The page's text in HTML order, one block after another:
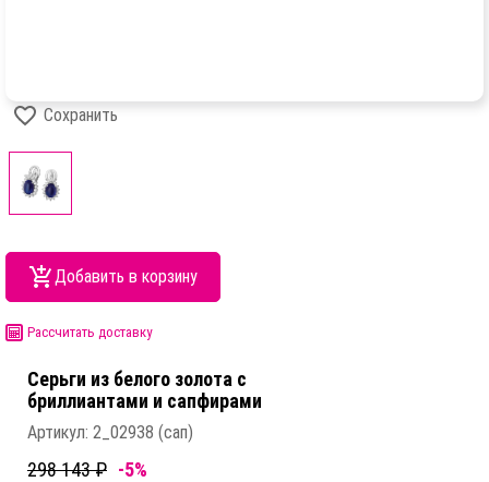
Сохранить
Добавить в корзину
Рассчитать доставку
Серьги из белого золота c
бриллиантами и сапфирами
Артикул: 2_02938 (сап)
298 143 ₽ -5%